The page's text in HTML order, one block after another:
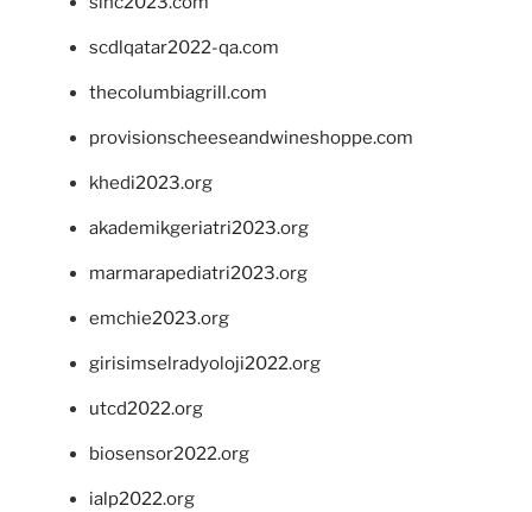
scdlqatar2022-qa.com
thecolumbiagrill.com
provisionscheeseandwineshoppe.com
khedi2023.org
akademikgeriatri2023.org
marmarapediatri2023.org
emchie2023.org
girisimselradyoloji2022.org
utcd2022.org
biosensor2022.org
ialp2022.org